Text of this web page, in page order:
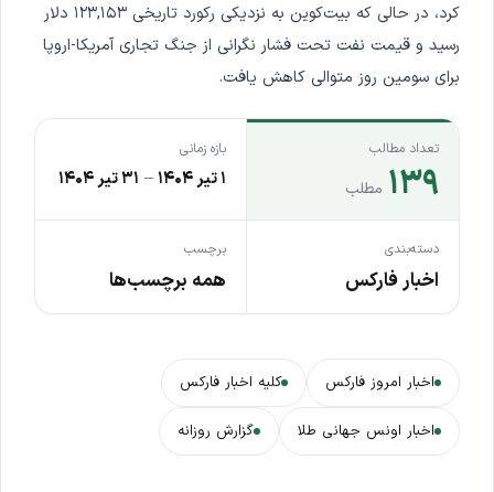
کرد، در حالی که بیت‌کوین به نزدیکی رکورد تاریخی ۱۲۳,۱۵۳ دلار
رسید و قیمت نفت تحت فشار نگرانی از جنگ تجاری آمریکا-اروپا
برای سومین روز متوالی کاهش یافت.
تعداد مطالب
۱۳۹ مطلب
بازه زمانی
۱ تیر ۱۴۰۴ – ۳۱ تیر ۱۴۰۴
دسته‌بندی
اخبار فارکس
برچسب
همه برچسب‌ها
اخبار امروز فارکس کلیه اخبار فارکس
اخبار اونس جهانی طلا گزارش روزانه